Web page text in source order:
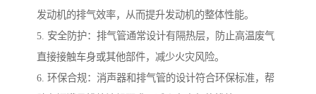
发动机的排气效率，从而提升发动机的整体性能。
5. 安全防护：排气管通常设计有隔热层，防止高温废气
直接接触车身或其他部件，减少火灾风险。
6. 环保合规：消声器和排气管的设计符合环保标准，帮